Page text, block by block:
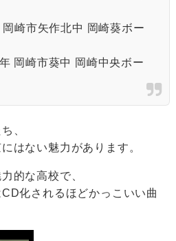
岡崎市矢作北中 岡崎葵ボー
岡崎市葵中 岡崎中央ボー
、
はない魅力があります。
的な高校で、
化されるほどかっこいい曲